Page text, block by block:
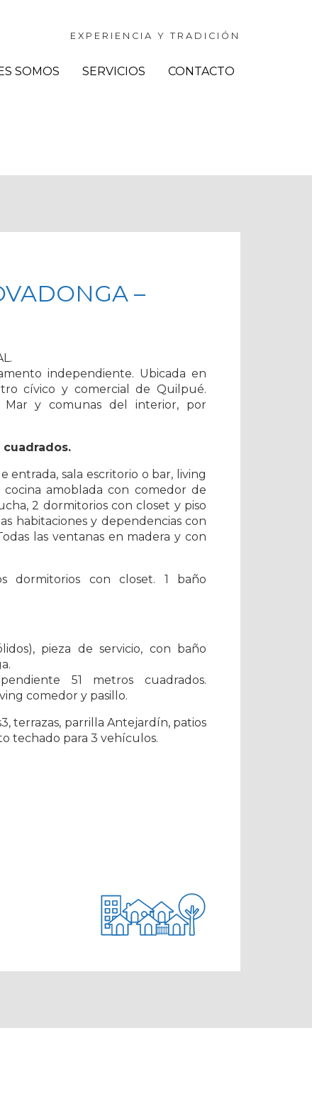
EXPERIENCIA Y TRADICIÓN
SOMOS SERVICIOS CONTACTO
–
independiente. Ubicada en
cívico y comercial de Quilpué.
Mar y comunas del interior, por
cuadrados.
entrada, sala escritorio o bar, living
amoblada con comedor de
2 dormitorios con closet y piso
habitaciones y dependencias con
las ventanas en madera y con
dormitorios con closet. 1 baño
pieza de servicio, con baño
51 metros cuadrados.
comedor y pasillo.
terrazas, parrilla Antejardín, patios
techado para 3 vehículos.